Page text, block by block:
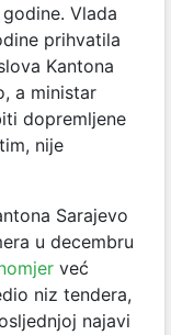
Vlada
prihvatila
Kantona
a ministar
dopremljene
nije
Sarajevo
u decembru
već
niz tendera,
najavi